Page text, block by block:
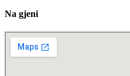
Na gjeni